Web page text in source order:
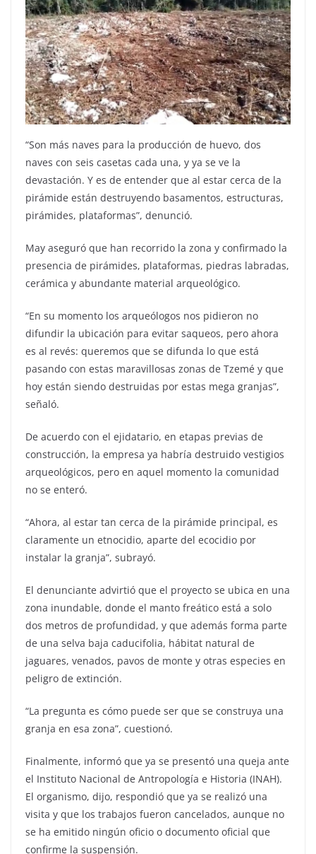
“Son más naves para la producción de huevo, dos
naves con seis casetas cada una, y ya se ve la
devastación. Y es de entender que al estar cerca de la
pirámide están destruyendo basamentos, estructuras,
pirámides, plataformas”, denunció.
May aseguró que han recorrido la zona y confirmado la
presencia de pirámides, plataformas, piedras labradas,
cerámica y abundante material arqueológico.
“En su momento los arqueólogos nos pidieron no
difundir la ubicación para evitar saqueos, pero ahora
es al revés: queremos que se difunda lo que está
pasando con estas maravillosas zonas de Tzemé y que
hoy están siendo destruidas por estas mega granjas”,
señaló.
De acuerdo con el ejidatario, en etapas previas de
construcción, la empresa ya habría destruido vestigios
arqueológicos, pero en aquel momento la comunidad
no se enteró.
“Ahora, al estar tan cerca de la pirámide principal, es
claramente un etnocidio, aparte del ecocidio por
instalar la granja”, subrayó.
El denunciante advirtió que el proyecto se ubica en una
zona inundable, donde el manto freático está a solo
dos metros de profundidad, y que además forma parte
de una selva baja caducifolia, hábitat natural de
jaguares, venados, pavos de monte y otras especies en
peligro de extinción.
“La pregunta es cómo puede ser que se construya una
granja en esa zona”, cuestionó.
Finalmente, informó que ya se presentó una queja ante
el Instituto Nacional de Antropología e Historia (INAH).
El organismo, dijo, respondió que ya se realizó una
visita y que los trabajos fueron cancelados, aunque no
se ha emitido ningún oficio o documento oficial que
confirme la suspensión.